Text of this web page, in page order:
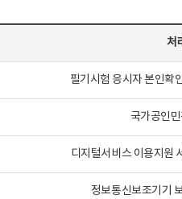
처
필기시험 응시자 본인확
국가공인
디지털서비스 이용지원
정보통신보조기기